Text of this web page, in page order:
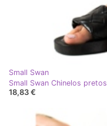
Small Swan
Small Swan Chinelos pretos
18,83 €